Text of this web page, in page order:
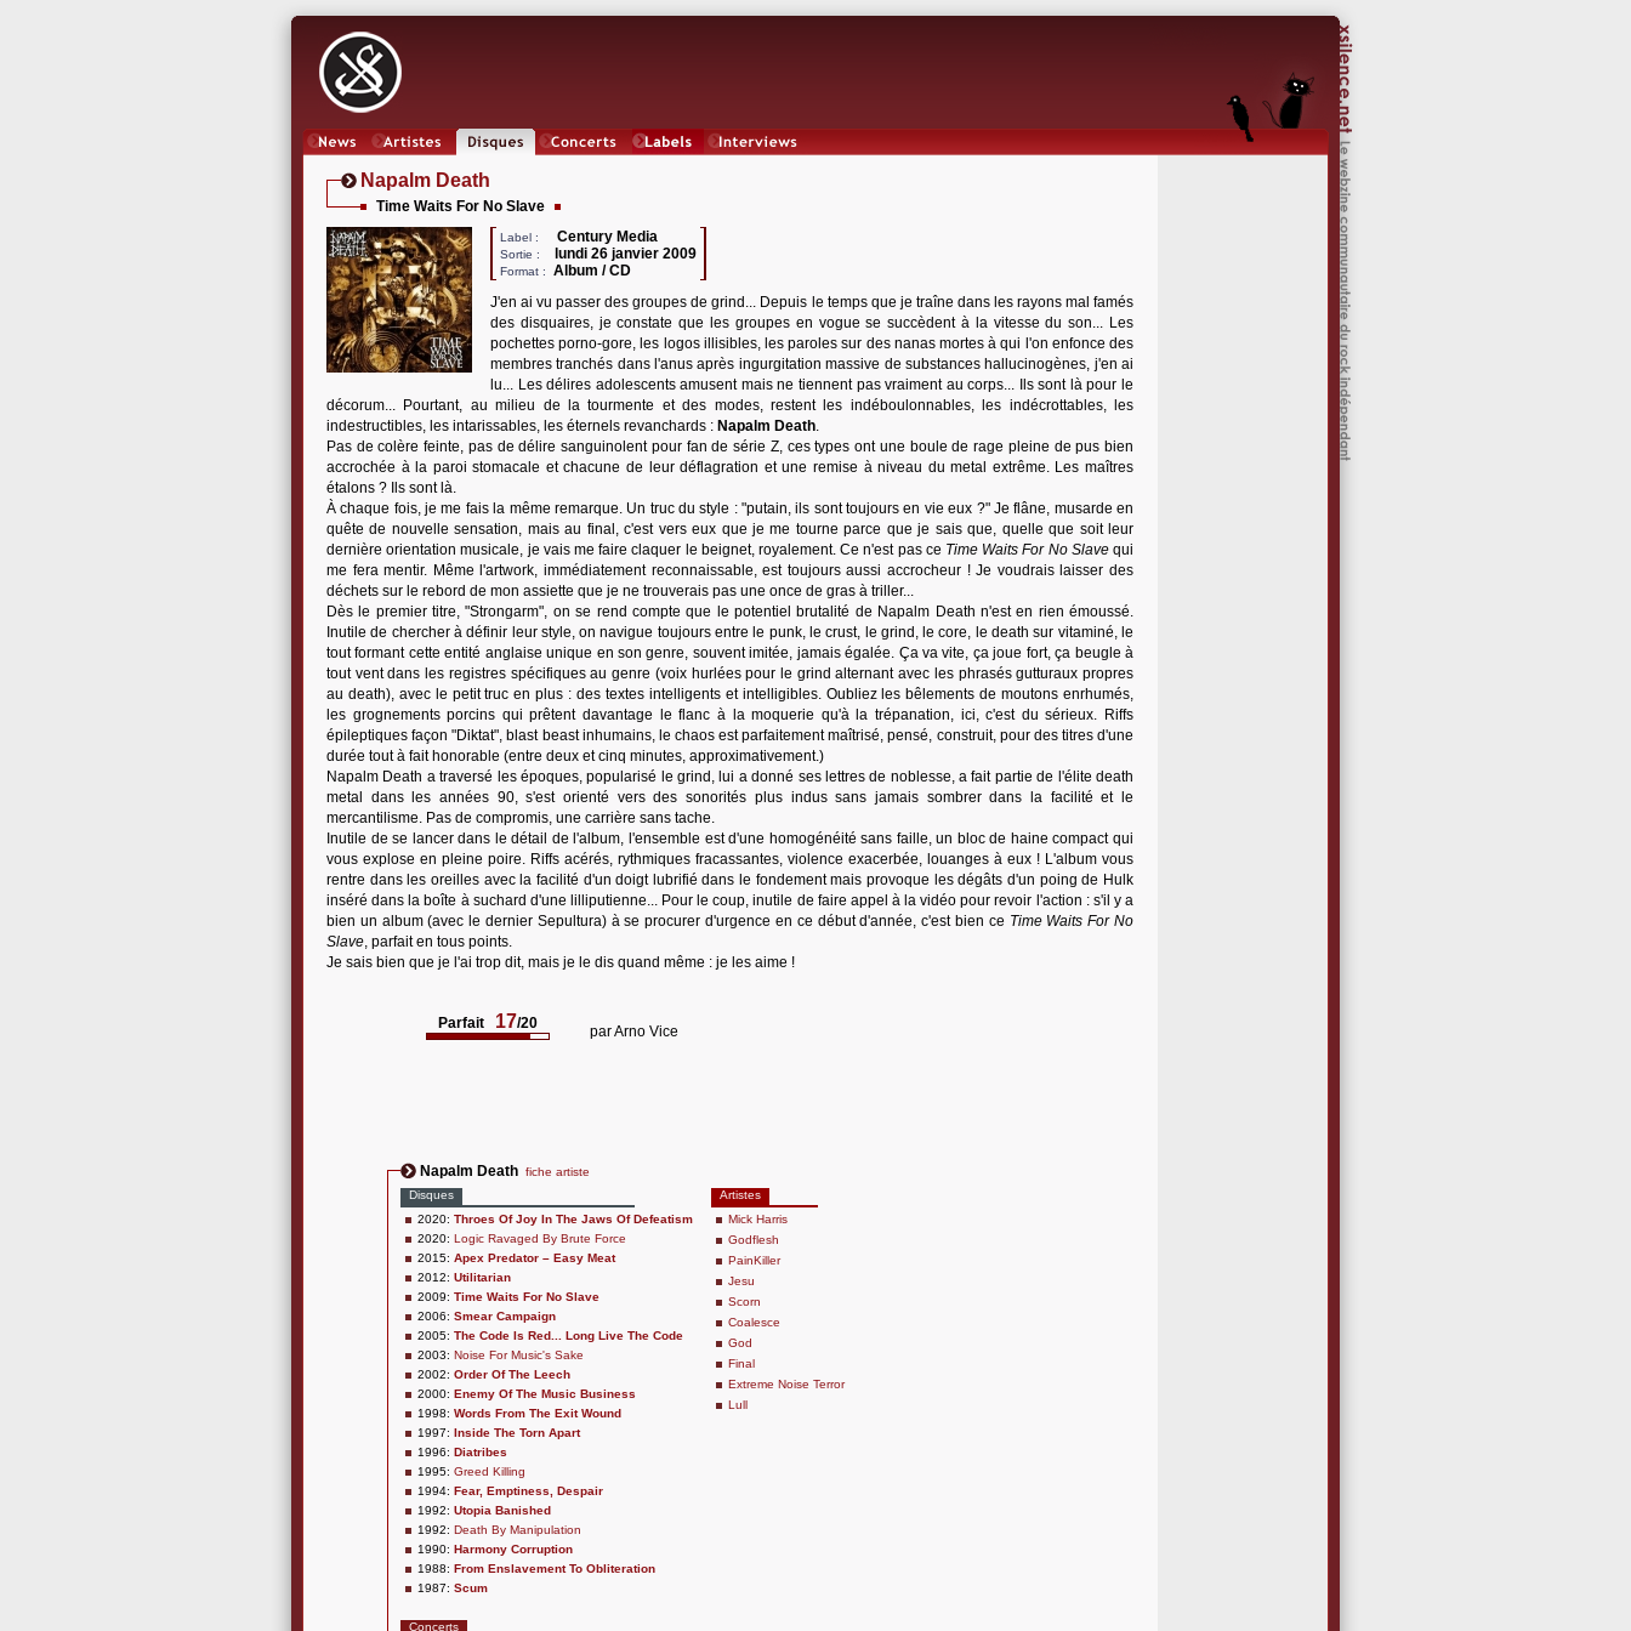
Napalm Death
Time Waits For No Slave
Label : Century Media
Sortie : lundi 26 janvier 2009
Format :
Album / CD
J'en ai vu passer des groupes de grind... Depuis le temps que je traîne dans les rayons mal famés
des disquaires, je constate que les groupes en vogue se succèdent à la vitesse du son... Les
pochettes porno-gore, les logos illisibles, les paroles sur des nanas mortes à qui l'on enfonce des
membres tranchés dans l'anus après ingurgitation massive de substances hallucinogènes, j'en ai
lu... Les délires adolescents amusent mais ne tiennent pas vraiment au corps... Ils sont là pour le
décorum... Pourtant, au milieu de la tourmente et des modes, restent les indéboulonnables, les indécrottables, les
indestructibles, les intarissables, les éternels revanchards : Napalm Death.
Pas de colère feinte, pas de délire sanguinolent pour fan de série Z, ces types ont une boule de rage pleine de pus bien
accrochée à la paroi stomacale et chacune de leur déflagration et une remise à niveau du metal extrême. Les maîtres
étalons ? Ils sont là.
À chaque fois, je me fais la même remarque. Un truc du style : "putain, ils sont toujours en vie eux ?" Je flâne, musarde en
quête de nouvelle sensation, mais au final, c'est vers eux que je me tourne parce que je sais que, quelle que soit leur
dernière orientation musicale, je vais me faire claquer le beignet, royalement. Ce n'est pas ce Time Waits For No Slavequi
me fera mentir. Même l'artwork, immédiatement reconnaissable, est toujours aussi accrocheur ! Je voudrais laisser des
déchets sur le rebord de mon assiette que je ne trouverais pas une once de gras à triller...
Dès le premier titre, "Strongarm", on se rend compte que le potentiel brutalité de Napalm Death n'est en rien émoussé.
Inutile de chercher à définir leur style, on navigue toujours entre le punk, le crust, le grind, le core, le death sur vitaminé, le
tout formant cette entité anglaise unique en son genre, souvent imitée, jamais égalée. Ça va vite, ça joue fort, ça beugle à
tout vent dans les registres spécifiques au genre (voix hurlées pour le grind alternant avec les phrasés gutturaux propres
au death), avec le petit truc en plus : des textes intelligents et intelligibles. Oubliez les bêlements de moutons enrhumés,
les grognements porcins qui prêtent davantage le flanc à la moquerie qu'à la trépanation, ici, c'est du sérieux. Riffs
épileptiques façon "Diktat", blast beast inhumains, le chaos est parfaitement maîtrisé, pensé, construit, pour des titres d'une
durée tout à fait honorable (entre deux et cinq minutes, approximativement.)
Napalm Death a traversé les époques, popularisé le grind, lui a donné ses lettres de noblesse, a fait partie de l'élite death
metal dans les années 90, s'est orienté vers des sonorités plus indus sans jamais sombrer dans la facilité et le
mercantilisme. Pas de compromis, une carrière sans tache.
Inutile de se lancer dans le détail de l'album, l'ensemble est d'une homogénéité sans faille, un bloc de haine compact qui
vous explose en pleine poire. Riffs acérés, rythmiques fracassantes, violence exacerbée, louanges à eux ! L'album vous
rentre dans les oreilles avec la facilité d'un doigt lubrifié dans le fondement mais provoque les dégâts d'un poing de Hulk
inséré dans la boîte à suchard d'une lilliputienne... Pour le coup, inutile de faire appel à la vidéo pour revoir l'action : s'il y a
bien un album (avec le dernier Sepultura) à se procurer d'urgence en ce début d'année, c'est bien ce Time Waits For No
Slave, parfait en tous points.
Je sais bien que je l'ai trop dit, mais je le dis quand même : je les aime !
Parfait 17/20 parArno Vice
Napalm Death fiche artiste
Disques
2020: Throes Of Joy In The Jaws Of Defeatism
2020: Logic Ravaged By Brute Force
2015: Apex Predator – Easy Meat
2012: Utilitarian
2009: Time Waits For No Slave
2006: Smear Campaign
2005: The Code Is Red... Long Live The Code
2003: Noise For Music's Sake
2002: Order Of The Leech
2000: Enemy Of The Music Business
1998: Words From The Exit Wound
1997: Inside The Torn Apart
1996: Diatribes
1995: Greed Killing
1994: Fear, Emptiness, Despair
1992: Utopia Banished
1992: Death By Manipulation
1990: Harmony Corruption
1988: From Enslavement To Obliteration
1987: Scum
Concerts
Artistes
Mick Harris
Godflesh
PainKiller
Jesu
Scorn
Coalesce
God
Final
Extreme Noise Terror
Lull